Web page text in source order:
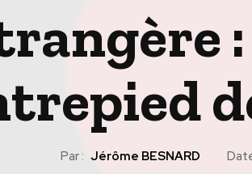
Par : Jérôme BESNARD